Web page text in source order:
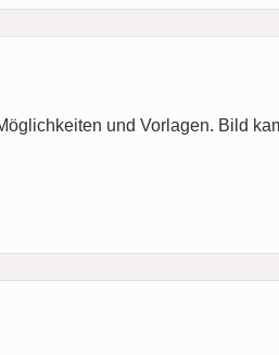
und Vorlagen. Bild